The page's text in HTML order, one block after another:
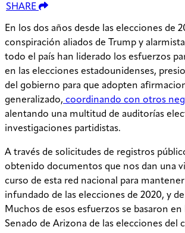
SHARE
En los dos años desde las elecciones de
conspiración aliados de Trump y
todo el país han liderado los esfuerzos
en las elecciones estadounidenses,
del gobierno para que adopten
generalizado, coordinando con otros
alentando una multitud de auditorías
investigaciones partidistas.
A través de solicitudes de registros
obtenido documentos que nos dan una
curso de esta red nacional para
infundado de las elecciones de 2020, y
Muchos de esos esfuerzos se basaron en
Senado de Arizona de las elecciones del